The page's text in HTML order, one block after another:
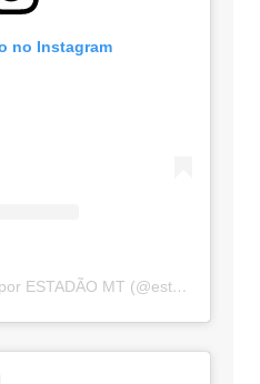
no Instagram
Um post compartilhado por ESTADÃO MT (@estadaomt)